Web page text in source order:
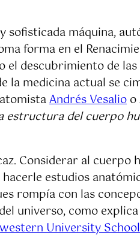
máquina,
forma en el
el descubrimiento de
medicina actual se
Andrés Vesalio o
estructura del cuerpo
Considerar al
estudios
rompía con las
universo, como
University